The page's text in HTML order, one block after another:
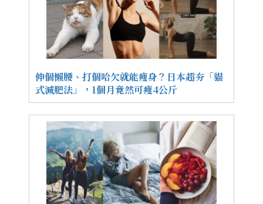
伸個懶腰、打個哈欠就能瘦身？日本超夯「貓
式減肥法」，1個月竟然可瘦4公斤